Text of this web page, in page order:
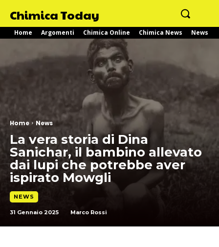
Chimica Today
Home Argomenti Chimica Online Chimica News News
Home News
La vera storia di Dina
Sanichar, il bambino allevato
dai lupi che potrebbe aver
ispirato Mowgli
NEWS
31 Gennaio 2025 Marco Rossi